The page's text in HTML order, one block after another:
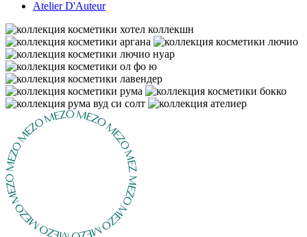
Atelier D'Auteur